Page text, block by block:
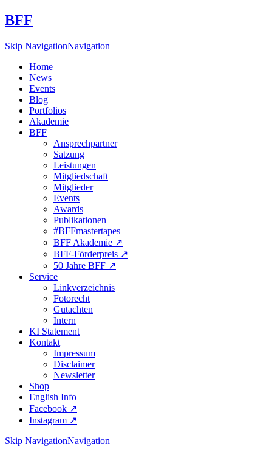
BFF
Skip NavigationNavigation
Home
News
Events
Blog
Portfolios
Akademie
BFF
Ansprechpartner
Satzung
Leistungen
Mitgliedschaft
Mitglieder
Events
Awards
Publikationen
#BFFmastertapes
BFF Akademie ↗︎
BFF-Förderpreis ↗︎
50 Jahre BFF ↗︎
Service
Linkverzeichnis
Fotorecht
Gutachten
Intern
KI Statement
Kontakt
Impressum
Disclaimer
Newsletter
Shop
English Info
Facebook ↗︎
Instagram ↗︎
Skip NavigationNavigation